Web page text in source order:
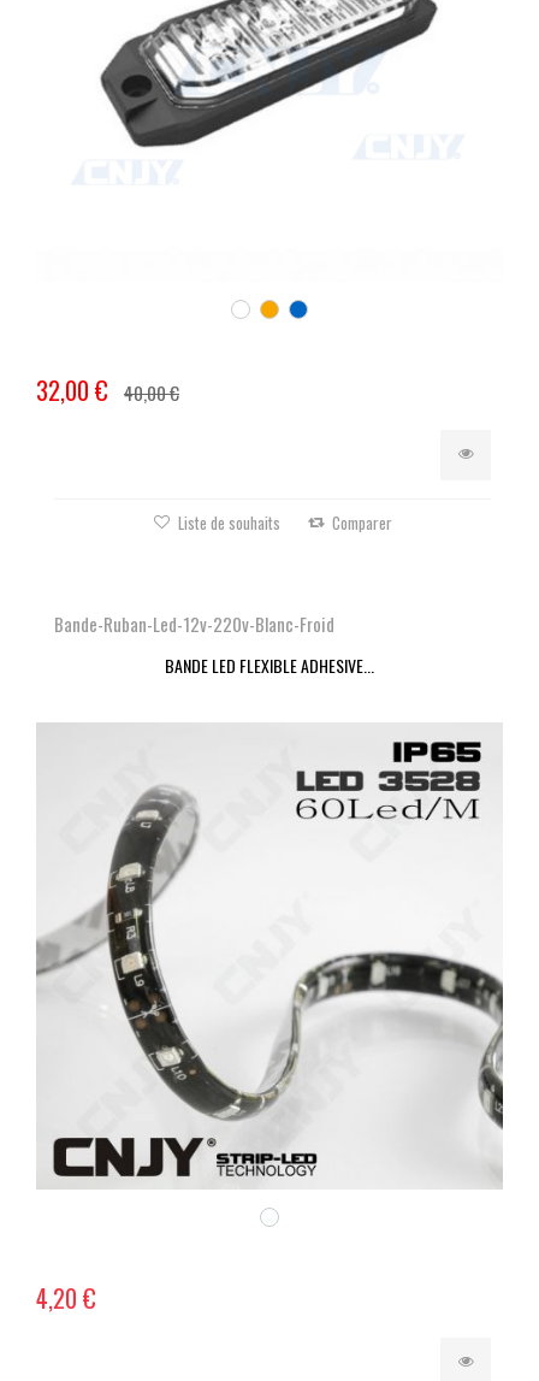
32,00 € 40,00 €
Liste de souhaits Comparer
Bande-Ruban-Led-12v-220v-Blanc-Froid
BANDE LED FLEXIBLE ADHESIVE...
4,20 €